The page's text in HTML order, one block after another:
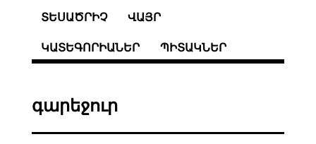
ՏԵՍԱԾՐԻՉ ՎԱՅՐ
ԿԱՏԵԳՈՐԻԱՆԵՐ ՊԻՏԱԿՆԵՐ
գարեջուր